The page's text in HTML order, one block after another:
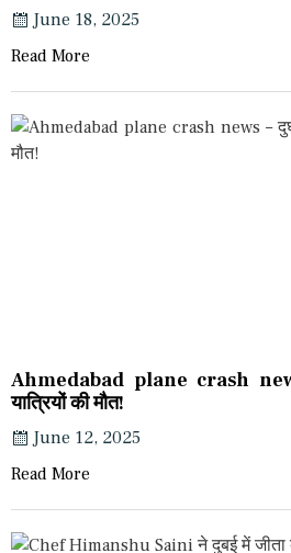
June 18, 2025
Read More
Ahmedabad plane crash
यात्रियों की मौत!
June 12, 2025
Read More